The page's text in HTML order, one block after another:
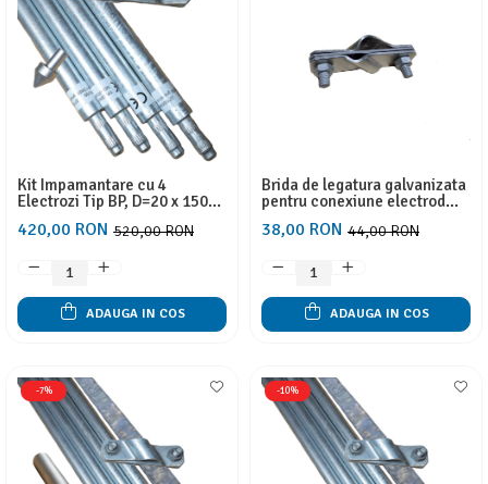
Kit Impamantare cu 4
Electrozi Tip BP, D=20 x 1500
Ghidaj si 1 Clema Conexiune,
Garduri Electrice, Panouri
520,00 RON
420,00 RON
ADAUGA IN COS
Brida de legatura galvanizata
pentru conexiune electrod
40x4
44,00 RON
38,00 RON
ADAUGA IN COS
-7% -10%